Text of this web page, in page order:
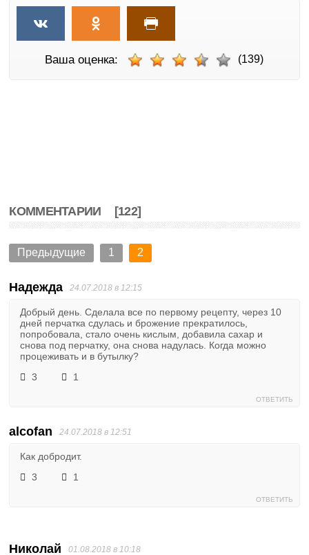
Ваша оценка: (139)
КОММЕНТАРИИ [122]
Предыдущие 1 2
Надежда 24.07.2018 в 12:15
Добрый день. Сделала все по первому рецепту, через 10
дней перчатка сдулась и брожение прекратилось,
попробовала, стало очень кислым, добавила сахар и
снова под перчатку, она снова надулась. Когда можно
процеживать и в бутылку?
3
1
ОТВЕТИТЬ
alcofan 24.07.2018 в 12:51
Как добродит.
3
1
ОТВЕТИТЬ
Николай 01.08.2018 в 10:18